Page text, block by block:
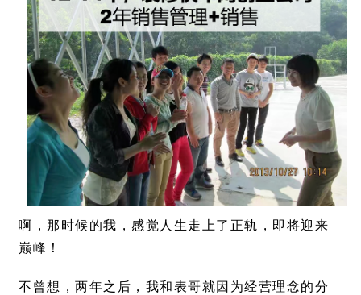
啊，那时候的我，感觉人生走上了正轨，即将迎来
巅峰！
不曾想，两年之后，我和表哥就因为经营理念的分